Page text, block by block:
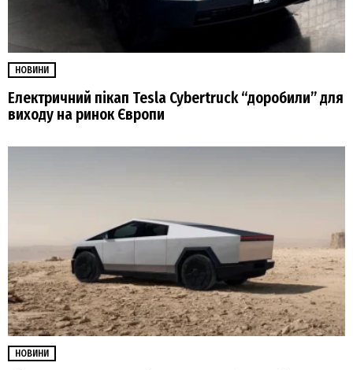
НОВИНИ
Електричний пікап Tesla Cybertruck “доробили” для
виходу на ринок Європи
НОВИНИ